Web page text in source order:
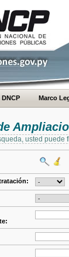
DNCP Marco
usted